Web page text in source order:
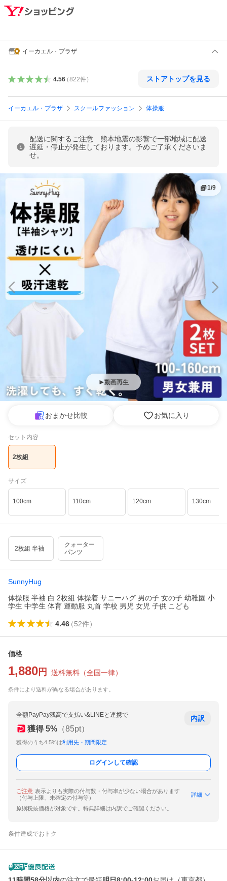
イーカエル・プラザ
4.56（822件） ストアトップを見る
イーカエル・プラザ スクールファッション 体操服
配送に関するご注意 熊本地震の影響で一部地域に配送
遅延・停止が発生しております。予めご了承くださいま
せ。
動画再生
1/9
おまかせ比較 お気に入り
セット内容
2枚組
サイズ
100cm 110cm 120cm 130cm
2枚組 半袖
クォーター
パンツ
SunnyHug
体操服 半袖 白 2枚組 体操着 サニーハグ 男の子 女の子 幼稚園 小
学生 中学生 体育 運動服 丸首 学校 男児 女児 子供 こども
4.46（52件）
価格
1,880 円 送料無料 （全国一律）
条件により送料が異なる場合があります。
全額PayPay残高で支払い&LINEと連携で
獲得 5% （85pt）
獲得のうち4.5%は利用先・期間限定
内訳
ログインして確認
ご注意 表示よりも実際の付与数・付与率が少ない場合があります
（付与上限、未確定の付与等）
詳細
原則税抜価格が対象です。特典詳細は内訳でご確認ください。
条件達成でおトク